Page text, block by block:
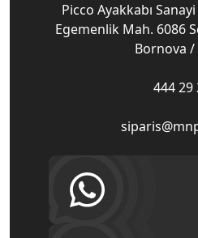
Picco Ayakkabı
Egemenlik Mah. 6086
Bornova
444 29